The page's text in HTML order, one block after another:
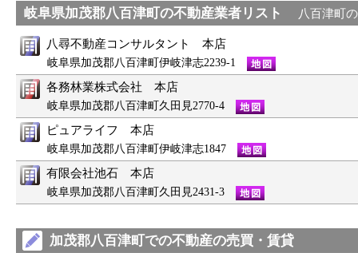
岐阜県加茂郡八百津町の不動産業者リスト 八百津町
八尋不動産コンサルタント 本店
岐阜県加茂郡八百津町伊岐津志2239-1
各務林業株式会社 本店
岐阜県加茂郡八百津町久田見2770-4
ピュアライフ 本店
岐阜県加茂郡八百津町伊岐津志1847
有限会社池石 本店
岐阜県加茂郡八百津町久田見2431-3
加茂郡八百津町での不動産の売買・賃貸